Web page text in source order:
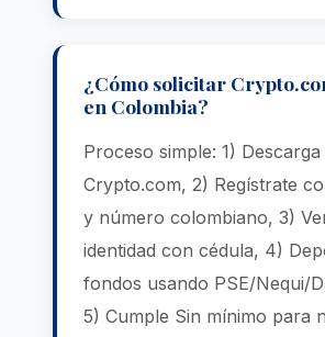
¿Cómo solicitar
en Colombia?
Proceso simple: 1)
Crypto.com, 2) Regístrate
y número colombiano, 3)
identidad con cédula, 4)
fondos usando PSE/Nequi/
5) Cumple Sin mínimo para